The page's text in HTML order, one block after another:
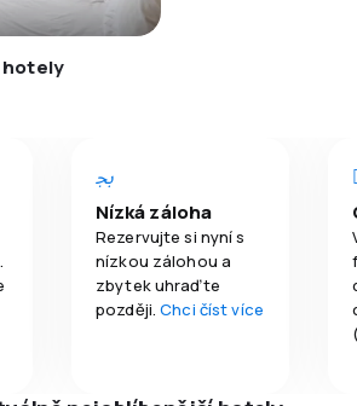
hotely
Nízká záloha
Rezervujte si nyní s
nízkou zálohou a
zbytek uhraďte
později.Chci číst více